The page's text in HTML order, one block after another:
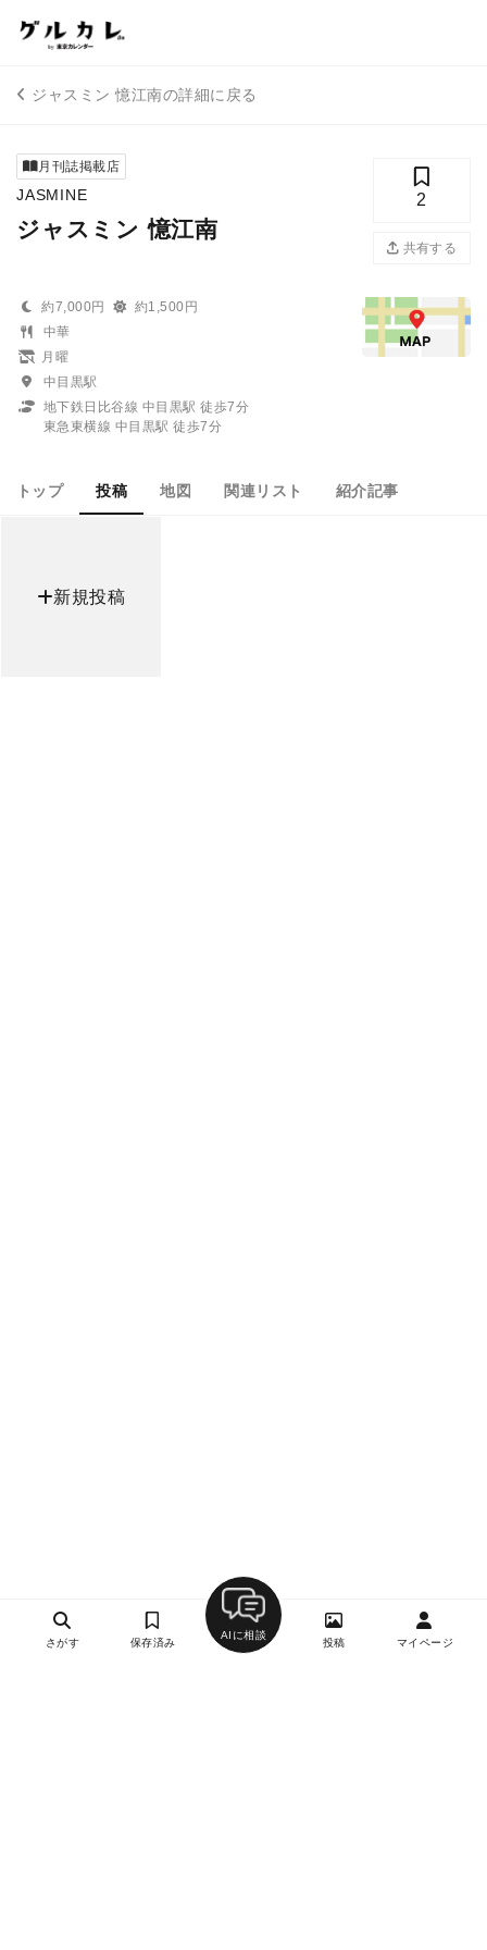
ジャスミン 憶江南の詳細に戻る
月刊誌掲載店
JASMINE
ジャスミン 憶江南
2
共有する
約7,000円
約1,500円
中華
月曜
中目黒駅
地下鉄日比谷線 中目黒駅 徒歩7分
東急東横線 中目黒駅 徒歩7分
トップ 投稿 地図 関連リスト 紹介記事
新規投稿
さがす 保存済み
AIに相談
投稿 マイページ